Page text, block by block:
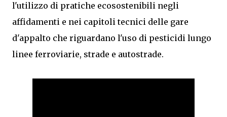
l'utilizzo di pratiche ecosostenibili negli
affidamenti e nei capitoli tecnici delle gare
d'appalto che riguardano l'uso di pesticidi lungo
linee ferroviarie, strade e autostrade.